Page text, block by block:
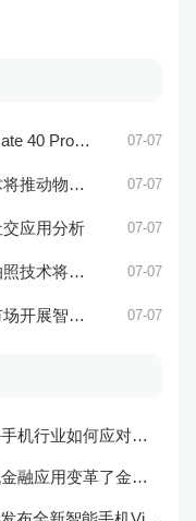
价格持续波动 07-07
智能化发展 07-07
应用分析 07-07
行业的重要趋势 07-07
场流程和效率 07-07
忠机者手机专卖平台：二手手机行业如何应对自动化生产的趋势
忠机者手机专卖平台：手机金融应用变革了金融行业